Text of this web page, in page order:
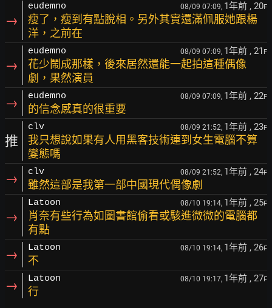
→
eudemno 08/09 07:09, 1年前 , 20F
瘦了，瘦到有點脫相。另外其實還滿佩服她跟楊
洋，之前在
→
eudemno 08/09 07:09, 1年前 , 21 F
花少鬧成那樣，後來居然還能一起拍這種偶像
劇，果然演員
→ eudemno 08/09 07:09, 1年前 , 22F
的信念感真的很重要
推
clv 08/09 21:52, 1年前 , 23F
我只想說如果有人用黑客技術連到女生電腦不算
變態嗎
→ clv 08/09 21:52, 1年前 , 24F
雖然這部是我第一部中國現代偶像劇
→
Latoon 08/10 19:14, 1年前 , 25F
肖奈有些行為如圖書館偷看或駭進微微的電腦都
有點
→ Latoon 08/10 19:14, 1年前 , 26F
不
→ Latoon 08/10 19:17, 1年前 , 27F
行